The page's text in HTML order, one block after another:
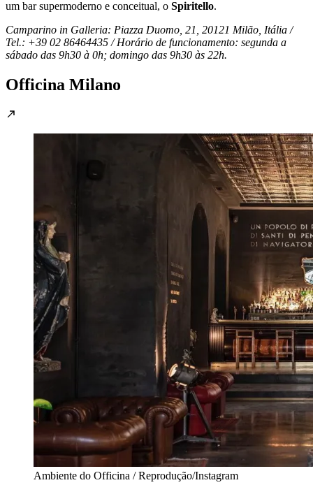
um bar supermoderno e conceitual, o Spiritello.
Camparino in Galleria: Piazza Duomo, 21, 20121 Milão, Itália /
Tel.: +39 02 86464435 / Horário de funcionamento: segunda a
sábado das 9h30 à 0h; domingo das 9h30 às 22h.
Officina Milano
Ambiente do Officina / Reprodução/Instagram